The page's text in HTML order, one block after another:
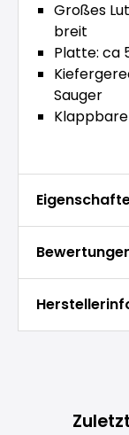
Großes
breit
Platte: ca
Sauger